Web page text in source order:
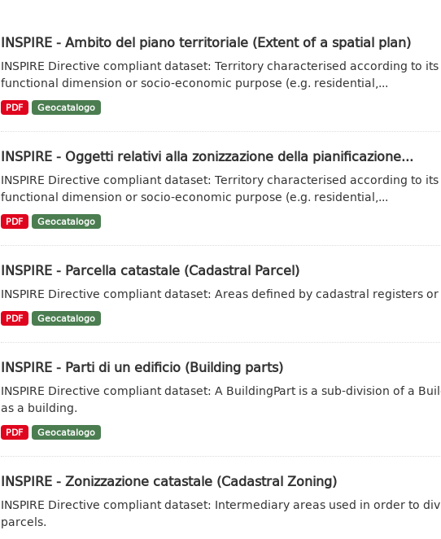
INSPIRE - Ambito del piano territoriale (Extent of a spatial plan)
INSPIRE Directive compliant dataset: Territory characterised according to
functional dimension or socio-economic purpose (e.g. residential,...
PDF Geocatalogo
INSPIRE - Oggetti relativi alla zonizzazione della pianificazione...
INSPIRE Directive compliant dataset: Territory characterised according to
functional dimension or socio-economic purpose (e.g. residential,...
PDF Geocatalogo
INSPIRE - Parcella catastale (Cadastral Parcel)
INSPIRE Directive compliant dataset: Areas defined by cadastral registers
PDF Geocatalogo
INSPIRE - Parti di un edificio (Building parts)
INSPIRE Directive compliant dataset: A BuildingPart is a sub-division of a
as a building.
PDF Geocatalogo
INSPIRE - Zonizzazione catastale (Cadastral Zoning)
INSPIRE Directive compliant dataset: Intermediary areas used in order to
parcels.